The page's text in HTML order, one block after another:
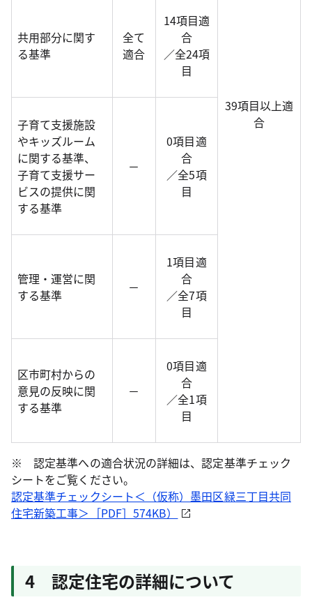
39項目以上適
合
共用部分に関す
る基準
全て
適合
14項目適
合
／全24項
目
子育て支援施設
やキッズルーム
に関する基準、
子育て支援サー
ビスの提供に関
する基準
－
0項目適
合
／全5項
目
管理・運営に関
する基準
－
1項目適
合
／全7項
目
区市町村からの
意見の反映に関
する基準
－
0項目適
合
／全1項
目
※ 認定基準への適合状況の詳細は、認定基準チェック
シートをご覧ください。
認定基準チェックシート＜（仮称）墨田区緑三丁目共同
住宅新築工事＞［PDF］574KB）
4 認定住宅の詳細について